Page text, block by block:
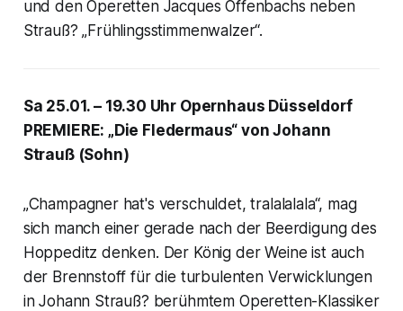
und den Operetten Jacques Offenbachs neben
Strauß? „Frühlingsstimmenwalzer“.
Sa 25.01. – 19.30 Uhr Opernhaus Düsseldorf
PREMIERE: „Die Fledermaus“ von Johann
Strauß (Sohn)
„Champagner hat's verschuldet, tralalalala“, mag
sich manch einer gerade nach der Beerdigung des
Hoppeditz denken. Der König der Weine ist auch
der Brennstoff für die turbulenten Verwicklungen
in Johann Strauß? berühmtem Operetten-Klassiker